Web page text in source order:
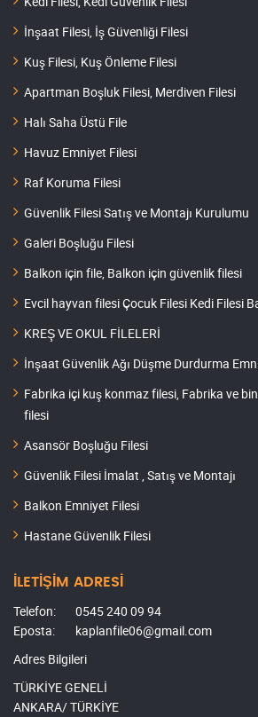
İnşaat Filesi, İş Güvenliği Filesi
Kuş Filesi, Kuş Önleme Filesi
Apartman Boşluk Filesi, Merdiven Filesi
Halı Saha Üstü File
Havuz Emniyet Filesi
Raf Koruma Filesi
Güvenlik Filesi Satış ve Montajı Kurulumu
Galeri Boşluğu Filesi
Balkon için file, Balkon için güvenlik filesi
Evcil hayvan filesi Çocuk Filesi Kedi Filesi
KREŞ VE OKUL FİLELERİ
İnşaat Güvenlik Ağı Düşme Durdurma
Fabrika içi kuş konmaz filesi, Fabrika ve
filesi
Asansör Boşluğu Filesi
Güvenlik Filesi İmalat , Satış ve Montajı
Balkon Emniyet Filesi
Hastane Güvenlik Filesi
İLETİŞİM ADRESİ
Telefon:
0545 240 09 94
Eposta:
kaplanfile06@gmail.com
Adres Bilgileri
TÜRKİYE GENELİ
ANKARA/ TÜRKİYE